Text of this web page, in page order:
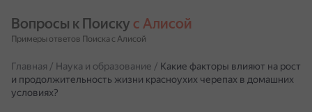
Вопросы к Поиску с Алисой
Примеры ответов Поиска с Алисой
Главная / Наука и образование / Какие факторы влияют на рост
и продолжительность жизни красноухих черепах в домашних
условиях?